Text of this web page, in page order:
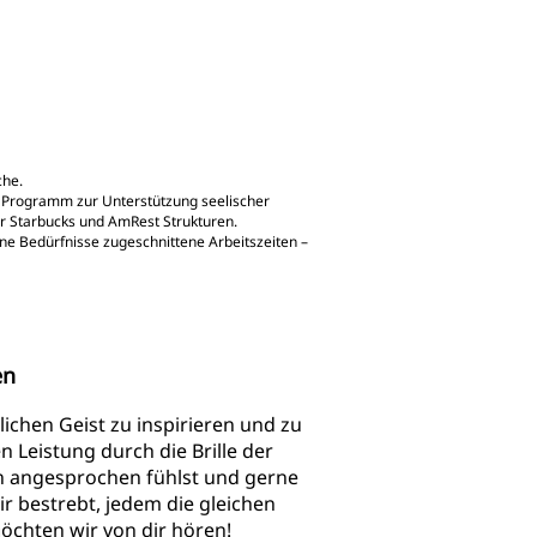
zur Unterstützung seelischer
und AmRest Strukturen.
Bedürfnisse zugeschnittene Arbeitszeiten –
Geist zu inspirieren und zu
Leistung durch die Brille der
angesprochen fühlst und gerne
bestrebt, jedem die gleichen
wir von dir hören!